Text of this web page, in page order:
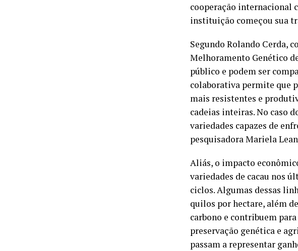
cooperação internacional
instituição começou sua
Segundo Rolando Cerda,
Melhoramento Genético
público e podem ser
colaborativa permite que
mais resistentes e
cadeias inteiras. No caso
variedades capazes de
pesquisadora Mariela
Aliás, o impacto
variedades de cacau nos
ciclos. Algumas dessas
quilos por hectare, além
carbono e contribuem
preservação genética e
passam a representar